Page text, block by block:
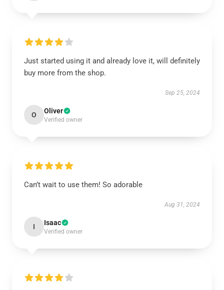
Just started using it and already love it, will definitely
buy more from the shop.
Sep 25, 2024
O Oliver
Verified owner
Can’t wait to use them! So adorable
Aug 31, 2024
I Isaac
Verified owner